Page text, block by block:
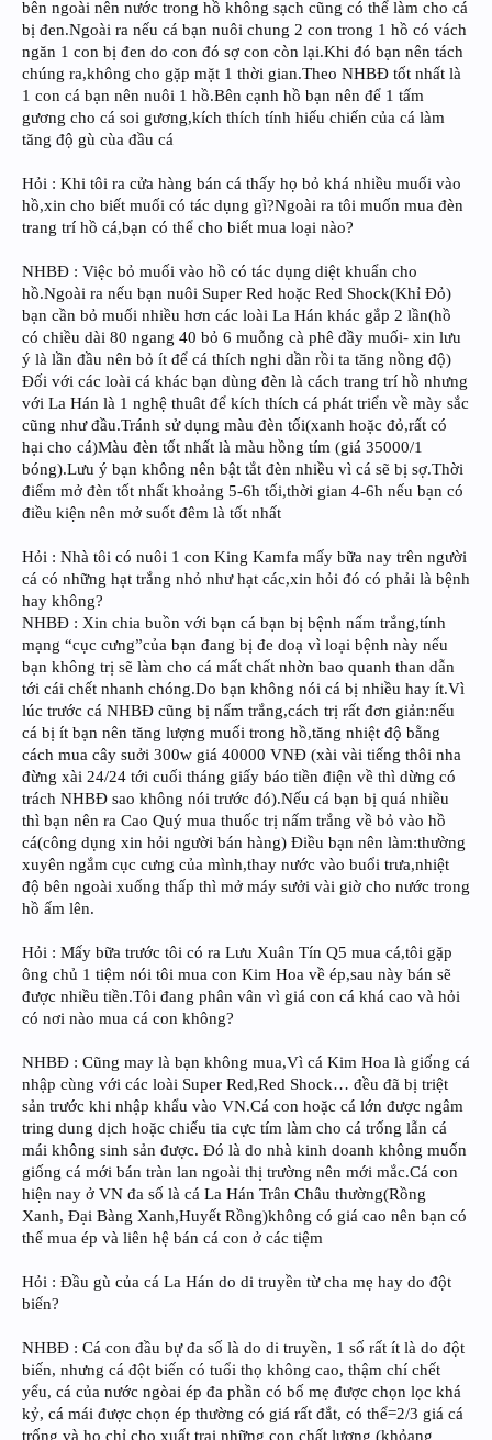
bên ngoài nên nước trong hồ không sạch cũng có thể làm cho cá
bị đen.Ngoài ra nếu cá bạn nuôi chung 2 con trong 1 hồ có vách
ngăn 1 con bị đen do con đó sợ con còn lại.Khi đó bạn nên tách
chúng ra,không cho gặp mặt 1 thời gian.Theo NHBĐ tốt nhất là
1 con cá bạn nên nuôi 1 hồ.Bên cạnh hồ bạn nên để 1 tấm
gương cho cá soi gương,kích thích tính hiếu chiến của cá làm
tăng độ gù cùa đầu cá
Hỏi : Khi tôi ra cửa hàng bán cá thấy họ bỏ khá nhiều muối vào
hồ,xin cho biết muối có tác dụng gì?Ngoài ra tôi muốn mua đèn
trang trí hồ cá,bạn có thể cho biết mua loại nào?
NHBĐ : Việc bỏ muối vào hồ có tác dụng diệt khuẩn cho
hồ.Ngoài ra nếu bạn nuôi Super Red hoặc Red Shock(Khỉ Đỏ)
bạn cần bỏ muối nhiều hơn các loài La Hán khác gắp 2 lần(hồ
có chiều dài 80 ngang 40 bỏ 6 muỗng cà phê đầy muối- xin lưu
ý là lần đầu nên bỏ ít để cá thích nghi dần rồi ta tăng nồng độ)
Đối với các loài cá khác bạn dùng đèn là cách trang trí hồ nhưng
với La Hán là 1 nghệ thuât để kích thích cá phát triển về mày sắc
cũng như đầu.Tránh sử dụng màu đèn tối(xanh hoặc đỏ,rất có
hại cho cá)Màu đèn tốt nhất là màu hồng tím (giá 35000/1
bóng).Lưu ý bạn không nên bật tắt đèn nhiều vì cá sẽ bị sợ.Thời
điểm mở đèn tốt nhất khoảng 5-6h tối,thời gian 4-6h nếu bạn có
điều kiện nên mở suốt đêm là tốt nhất
Hỏi : Nhà tôi có nuôi 1 con King Kamfa mấy bữa nay trên người
cá có những hạt trắng nhỏ như hạt các,xin hỏi đó có phải là bệnh
hay không?
NHBĐ : Xin chia buồn với bạn cá bạn bị bệnh nấm trắng,tính
mạng “cục cưng”của bạn đang bị đe doạ vì loại bệnh này nếu
bạn không trị sẽ làm cho cá mất chất nhờn bao quanh than dẫn
tới cái chết nhanh chóng.Do bạn không nói cá bị nhiều hay ít.Vì
lúc trước cá NHBĐ cũng bị nấm trắng,cách trị rất đơn giản:nếu
cá bị ít bạn nên tăng lượng muối trong hồ,tăng nhiệt độ bằng
cách mua cây suởi 300w giá 40000 VNĐ (xài vài tiếng thôi nha
đừng xài 24/24 tới cuối tháng giấy báo tiền điện về thì dừng có
trách NHBĐ sao không nói trước đó).Nếu cá bạn bị quá nhiều
thì bạn nên ra Cao Quý mua thuốc trị nấm trắng về bỏ vào hồ
cá(công dụng xin hỏi người bán hàng) Điều bạn nên làm:thường
xuyên ngắm cục cưng của mình,thay nước vào buổi trưa,nhiệt
độ bên ngoài xuống thấp thì mở máy sưởi vài giờ cho nước trong
hồ ấm lên.
Hỏi : Mấy bữa trước tôi có ra Lưu Xuân Tín Q5 mua cá,tôi gặp
ông chủ 1 tiệm nói tôi mua con Kim Hoa về ép,sau này bán sẽ
được nhiều tiền.Tôi đang phân vân vì giá con cá khá cao và hỏi
có nơi nào mua cá con không?
NHBĐ : Cũng may là bạn không mua,Vì cá Kim Hoa là giống cá
nhập cùng với các loài Super Red,Red Shock… đều đã bị triệt
sản trước khi nhập khẩu vào VN.Cá con hoặc cá lớn được ngâm
tring dung dịch hoặc chiếu tia cực tím làm cho cá trống lẫn cá
mái không sinh sản được. Đó là do nhà kinh doanh không muốn
giống cá mới bán tràn lan ngoài thị trường nên mới mắc.Cá con
hiện nay ở VN đa số là cá La Hán Trân Châu thường(Rồng
Xanh, Đại Bàng Xanh,Huyết Rồng)không có giá cao nên bạn có
thể mua ép và liên hệ bán cá con ở các tiệm
Hỏi : Đầu gù của cá La Hán do di truyền từ cha mẹ hay do đột
biến?
NHBĐ : Cá con đầu bự đa số là do di truyền, 1 số rất ít là do đột
biến, nhưng cá đột biến có tuổi thọ không cao, thậm chí chết
yểu, cá của nước ngòai ép đa phần có bố mẹ được chọn lọc khá
kỷ, cá mái được chọn ép thường có giá rất đắt, có thể=2/3 giá cá
trống và họ chỉ cho xuất trại những con chất lượng (khỏang